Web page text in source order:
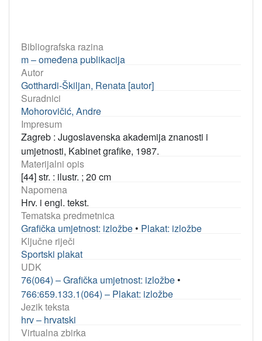
Bibliografska razina
m – omeđena publikacija
Autor
Gotthardi-Škiljan, Renata [autor]
Suradnici
Mohorovičić, Andre
Impresum
Zagreb : Jugoslavenska akademija znanosti i
umjetnosti, Kabinet grafike, 1987.
Materijalni opis
[44] str. : ilustr. ; 20 cm
Napomena
Hrv. i engl. tekst.
Tematska predmetnica
Grafička umjetnost: izložbe • Plakat: izložbe
Ključne riječi
Sportski plakat
UDK
76(064) – Grafička umjetnost: izložbe •
766:659.133.1(064) – Plakat: izložbe
Jezik teksta
hrv – hrvatski
Virtualna zbirka